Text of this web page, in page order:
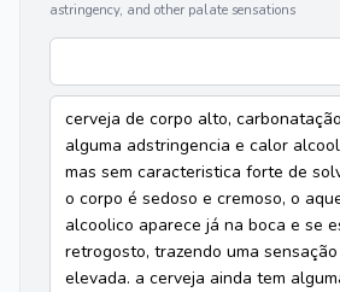
astringency, and other palate sensations
cerveja de corpo alto,
alguma adstringencia e calor
mas sem caracteristica forte de
o corpo é sedoso e cremoso, o
alcoolico aparece já na boca e se
retrogosto, trazendo uma
elevada. a cerveja ainda tem